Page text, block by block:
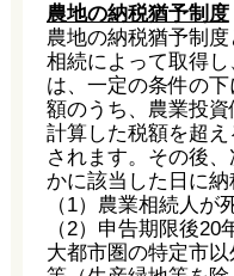
農地の納税猶予制度
農地の納税猶予制
相続によって取得
は、一定の条件の
額のうち、農業投
計算した税額を超
されます。その後
かに該当した日に納
（1）農業相続人が
（2）申告期限後
大都市圏の特定市